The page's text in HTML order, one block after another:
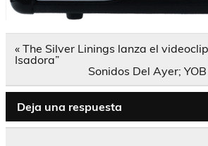
Navegación
de
« The Silver Linings lanza el
Isadora”
Sonidos Del Ayer;
Deja una respuesta